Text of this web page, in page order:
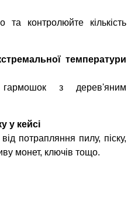
контролюйте кількість
температури
гармошок з дерев'яним
у кейсі
потрапляння пилу, піску,
монет, ключів тощо.